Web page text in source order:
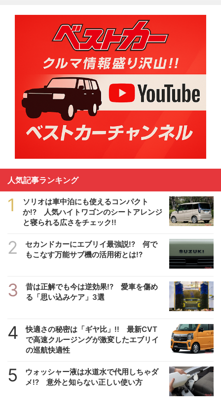
人気記事ランキング
1
ソリオは車中泊にも使えるコンパクト
か!? 人気ハイトワゴンのシートアレンジ
と寝られる広さをチェック!!
2
セカンドカーにエブリイ最強説!? 何で
もこなす万能サブ機の活用術とは!?
3
昔は正解でも今は逆効果!? 愛車を傷め
る「思い込みケア」3選
4
快適さの秘密は「ギヤ比」!! 最新CVT
で高速クルージングが激変したエブリイ
の巡航快適性
5
ウォッシャー液は水道水で代用しちゃダ
メ!? 意外と知らない正しい使い方